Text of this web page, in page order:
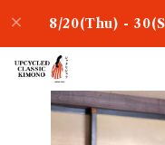
8/20(Thu) -